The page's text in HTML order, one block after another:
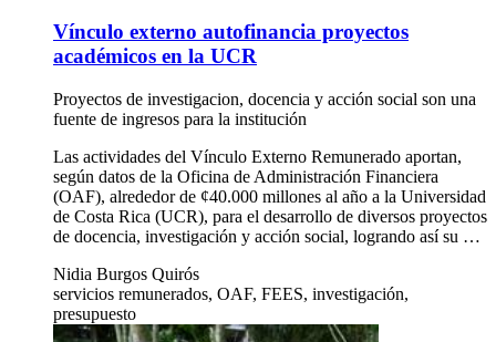
Vínculo externo autofinancia proyectos
académicos en la UCR
Proyectos de investigacion, docencia y acción social son una
fuente de ingresos para la institución
Las actividades del Vínculo Externo Remunerado aportan,
según datos de la Oficina de Administración Financiera
(OAF), alrededor de ¢40.000 millones al año a la Universidad
de Costa Rica (UCR), para el desarrollo de diversos proyectos
de docencia, investigación y acción social, logrando así su …
Nidia Burgos Quirós
servicios remunerados, OAF, FEES, investigación,
presupuesto